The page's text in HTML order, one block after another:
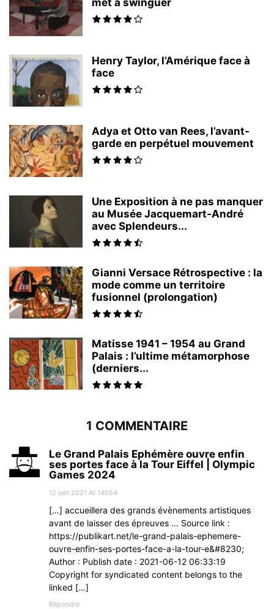
Henry Taylor, l’Amérique face à
face
Adya et Otto van Rees, l’avant-
garde en perpétuel mouvement
Une Exposition à ne pas manquer
au Musée Jacquemart-André
avec Splendeurs...
Gianni Versace Rétrospective : la
mode comme un territoire
fusionnel (prolongation)
Matisse 1941 – 1954 au Grand
Palais : l’ultime métamorphose
(derniers...
1 COMMENTAIRE
Le Grand Palais Ephémère ouvre enfin
ses portes face à la Tour Eiffel | Olympic
Games 2024
12 juin 2021 At 14h54
[…] accueillera des grands évènements artistiques
avant de laisser des épreuves … Source link :
https://publikart.net/le-grand-palais-ephemere-
ouvre-enfin-ses-portes-face-a-la-tour-e&#8230;
Author : Publish date : 2021-06-12 06:33:19
Copyright for syndicated content belongs to the
linked […]
Répondre